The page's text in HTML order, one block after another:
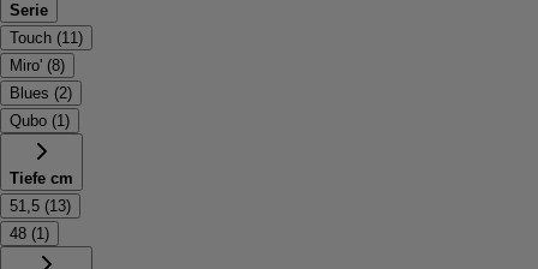
Serie
Touch (11)
Miro' (8)
Blues (2)
Qubo (1)
Tiefe cm
51,5 (13)
48 (1)